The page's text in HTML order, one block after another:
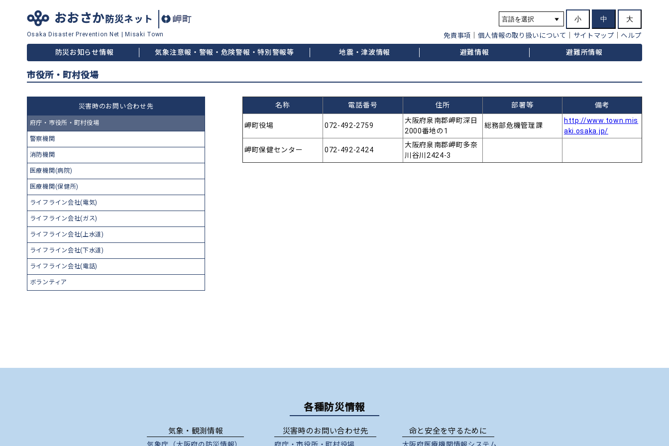
おおさか防災ネット
Osaka Disaster Prevention Net Misaki Town
小 中 大
免責事項 個人情報の取り扱いについて サイトマップ ヘルプ
防災お知らせ情報 気象注意報・警報・危険警報・特別警報等 地震・津波情報 避難情報 避難所情報
市役所・町村役場
災害時のお問い合わせ先
府庁・市役所・町村役場
警察機関
消防機関
医療機関(病院)
医療機関(保健所)
ライフライン会社(電気)
ライフライン会社(ガス)
ライフライン会社(上水道)
ライフライン会社(下水道)
ライフライン会社(電話)
ボランティア
名称 電話番号 住所 部署等 備考
岬町役場 072-492-2759
大阪府泉南郡岬町深日
2000番地の1
総務部危機管理課
http://www.town.mis
aki.osaka.jp/
岬町保健センター 072-492-2424
大阪府泉南郡岬町多奈
川谷川2424-3
各種防災情報
気象・観測情報
気象庁（大阪府の防災情報）
災害時のお問い合わせ先
府庁 ・市役所 ・町村役場
命と安全を守るために
大阪府医療機関情報システム